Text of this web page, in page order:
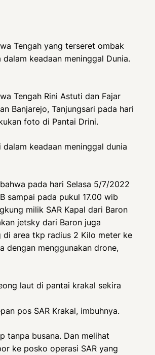
Tengah yang terseret ombak
keadaan meninggal Dunia.
Tengah Rini Astuti dan Fajar
Banjarejo, Tanjungsari pada hari
foto di Pantai Drini.
keadaan meninggal dunia
pada hari Selasa 5/7/2022
sampai pada pukul 17.00 wib
milik SAR Kapal dari Baron
jetsky dari Baron juga
area tkp radius 2 Kilo meter ke
dengan menggunakan drone,
laut di pantai krakal sekira
pos SAR Krakal, imbuhnya.
tanpa busana. Dan melihat
ke posko operasi SAR yang